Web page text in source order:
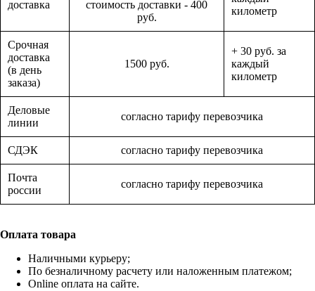
доставка
стоимость доставки - 400
руб.
километр
Срочная
доставка
(в день
заказа)
1500 руб.
+ 30 руб. за
каждый
километр
Деловые
линии
согласно тарифу перевозчика
СДЭК согласно тарифу перевозчика
Почта
россии
согласно тарифу перевозчика
Оплата товара
Наличными курьеру;
По безналичному расчету или наложенным платежом;
Online оплата на сайте.